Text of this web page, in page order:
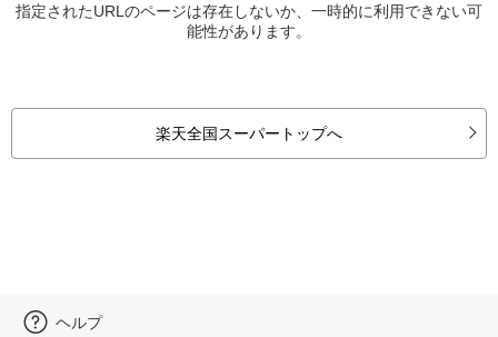
指定されたURLのページは存在しないか、一時的に利用できない可
能性があります。
楽天全国スーパートップへ
ヘルプ